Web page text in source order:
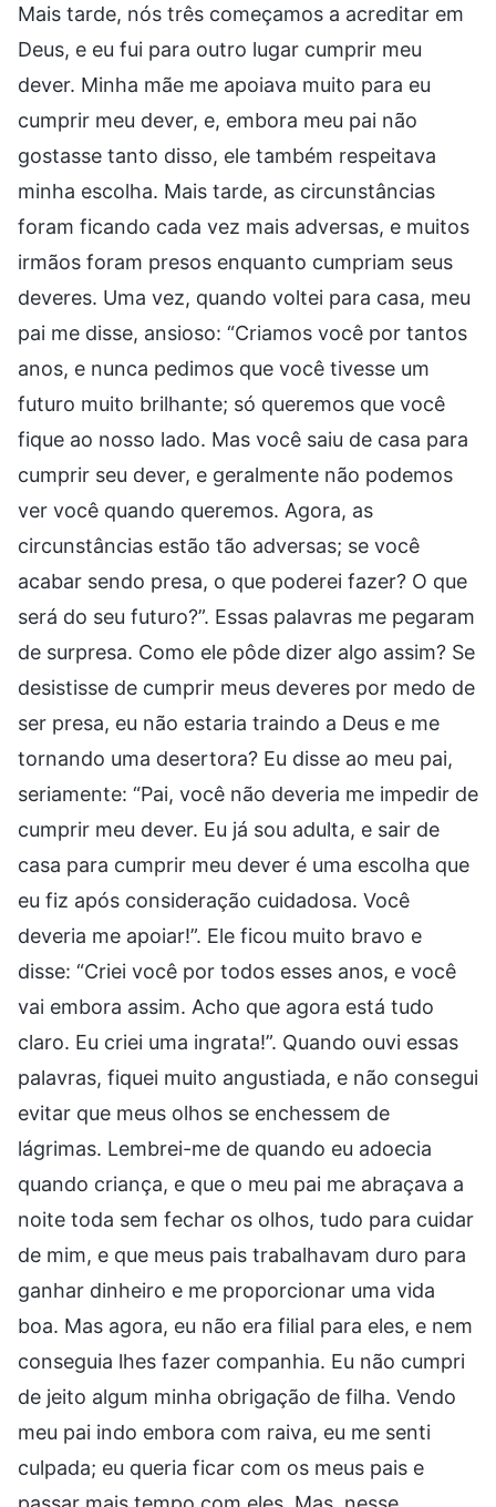
Mais tarde, nós três começamos a acreditar em
Deus, e eu fui para outro lugar cumprir meu
dever. Minha mãe me apoiava muito para eu
cumprir meu dever, e, embora meu pai não
gostasse tanto disso, ele também respeitava
minha escolha. Mais tarde, as circunstâncias
foram ficando cada vez mais adversas, e muitos
irmãos foram presos enquanto cumpriam seus
deveres. Uma vez, quando voltei para casa, meu
pai me disse, ansioso: “Criamos você por tantos
anos, e nunca pedimos que você tivesse um
futuro muito brilhante; só queremos que você
fique ao nosso lado. Mas você saiu de casa para
cumprir seu dever, e geralmente não podemos
ver você quando queremos. Agora, as
circunstâncias estão tão adversas; se você
acabar sendo presa, o que poderei fazer? O que
será do seu futuro?”. Essas palavras me pegaram
de surpresa. Como ele pôde dizer algo assim? Se
desistisse de cumprir meus deveres por medo de
ser presa, eu não estaria traindo a Deus e me
tornando uma desertora? Eu disse ao meu pai,
seriamente: “Pai, você não deveria me impedir de
cumprir meu dever. Eu já sou adulta, e sair de
casa para cumprir meu dever é uma escolha que
eu fiz após consideração cuidadosa. Você
deveria me apoiar!”. Ele ficou muito bravo e
disse: “Criei você por todos esses anos, e você
vai embora assim. Acho que agora está tudo
claro. Eu criei uma ingrata!”. Quando ouvi essas
palavras, fiquei muito angustiada, e não consegui
evitar que meus olhos se enchessem de
lágrimas. Lembrei-me de quando eu adoecia
quando criança, e que o meu pai me abraçava a
noite toda sem fechar os olhos, tudo para cuidar
de mim, e que meus pais trabalhavam duro para
ganhar dinheiro e me proporcionar uma vida
boa. Mas agora, eu não era filial para eles, e nem
conseguia lhes fazer companhia. Eu não cumpri
de jeito algum minha obrigação de filha. Vendo
meu pai indo embora com raiva, eu me senti
culpada; eu queria ficar com os meus pais e